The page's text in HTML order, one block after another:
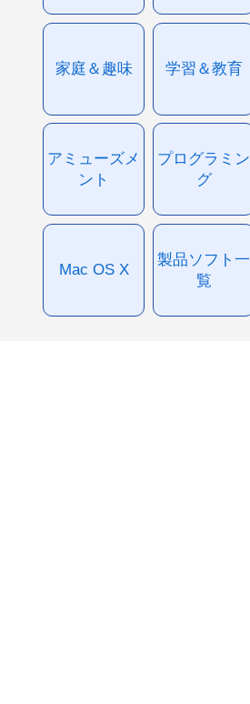
家庭＆趣味 学習＆教育
アミューズメ
ント
プログラミン
グ
Mac OS X
製品ソフト一
覧